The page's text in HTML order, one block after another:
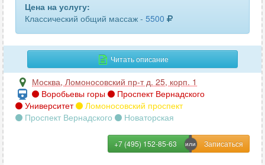
Цена на услугу:
Классический общий массаж - 5500
Читать описание
Москва, Ломоносовский пр-т д. 25, корп. 1
Воробьевы горы
Проспект Вернадского
Университет
Ломоносовский проспект
Проспект Вернадского
Новаторская
+7 (495) 152-85-63